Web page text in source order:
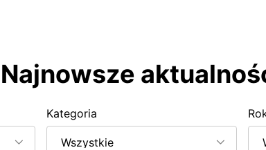
Najnowsze
Kategoria
Wszystkie